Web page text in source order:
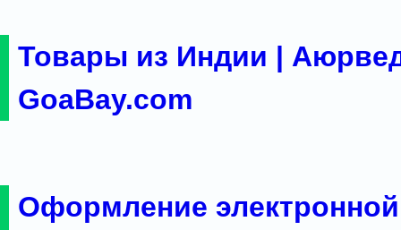
Товары из Индии |
GoaBay.com
Оформление электронной